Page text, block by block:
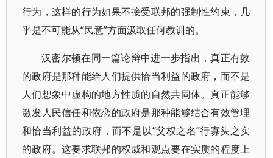
行为，这样的行为如果不接受联邦的强制性约束，几
乎是不可能从“民意”方面汲取任何教训的。
汉密尔顿在同一篇论辩中进一步指出，真正有效
的政府是那种能给人们提供恰当利益的政府，而不是
人们想象中虚构的地方性质的自然共同体。真正能够
激发人民信任和依恋的政府是那种能够结合有效管理
和恰当利益的政府，而不是以“父权之名”行寡头之实
的政府。这要求联邦的权威和观点要在实质的程度上